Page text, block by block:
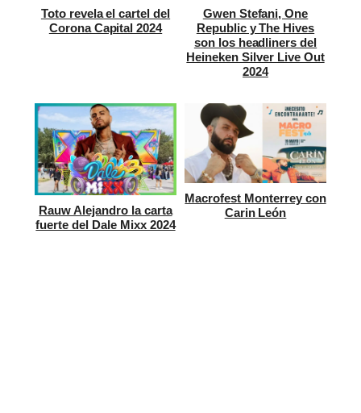
Toto revela el cartel del
Corona Capital 2024
Gwen Stefani, One
Republic y The Hives
son los headliners del
Heineken Silver Live Out
2024
Rauw Alejandro la carta
fuerte del Dale Mixx 2024
Macrofest Monterrey con
Carin León